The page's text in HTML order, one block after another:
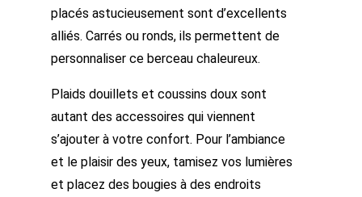
placés astucieusement sont d’excellents
alliés. Carrés ou ronds, ils permettent de
personnaliser ce berceau chaleureux.
Plaids douillets et coussins doux sont
autant des accessoires qui viennent
s’ajouter à votre confort. Pour l’ambiance
et le plaisir des yeux, tamisez vos lumières
et placez des bougies à des endroits